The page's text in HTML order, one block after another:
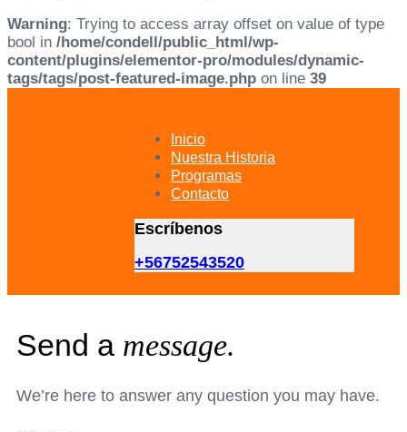
Warning: Trying to access array offset on value of type
bool in /home/condell/public_html/wp-
content/plugins/elementor-pro/modules/dynamic-
tags/tags/post-featured-image.php on line 39
Inicio
Nuestra Historia
Programas
Contacto
Escríbenos
+56752543520
Send a message.
We’re here to answer any question you may have.